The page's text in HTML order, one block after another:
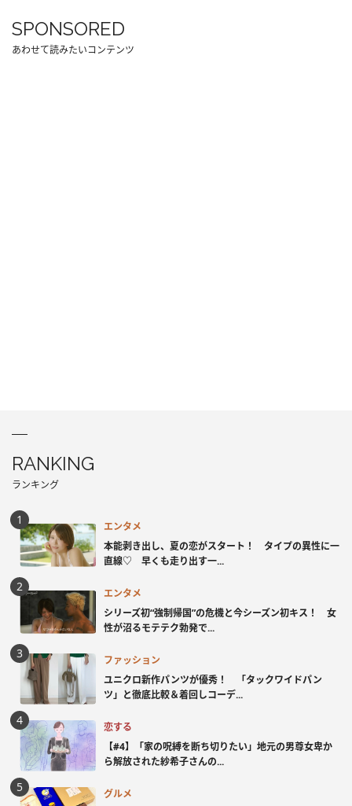
SPONSORED
あわせて読みたいコンテンツ
RANKING
ランキング
エンタメ
本能剥き出し、夏の恋がスタート！ タイプの異性に一
直線♡ 早くも走り出す一...
エンタメ
シリーズ初“強制帰国”の危機と今シーズン初キス！ 女
性が沼るモテテク勃発で...
ファッション
ユニクロ新作パンツが優秀！ 「タックワイドパン
ツ」と徹底比較＆着回しコーデ...
恋する
【#4】「家の呪縛を断ち切りたい」地元の男尊女卑か
ら解放された紗希子さんの...
グルメ